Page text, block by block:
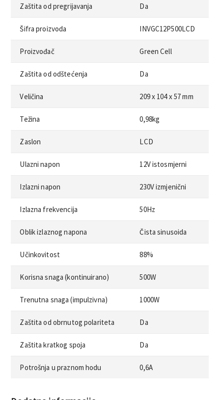
Zaštita od pregrijavanja Da
Šifra proizvoda INVGC12P500LCD
Proizvođač Green Cell
Zaštita od odštećenja Da
Veličina 209 x 104 x 57 mm
Težina 0,98kg
Zaslon LCD
Ulazni napon 12V istosmjerni
Izlazni napon 230V izmjenični
Izlazna frekvencija 50Hz
Oblik izlaznog napona Čista sinusoida
Učinkovitost 88%
Korisna snaga (kontinuirano) 500W
Trenutna snaga (impulzivna) 1000W
Zaštita od obrnutog polariteta Da
Zaštita kratkog spoja Da
Potrošnja u praznom hodu 0,6A